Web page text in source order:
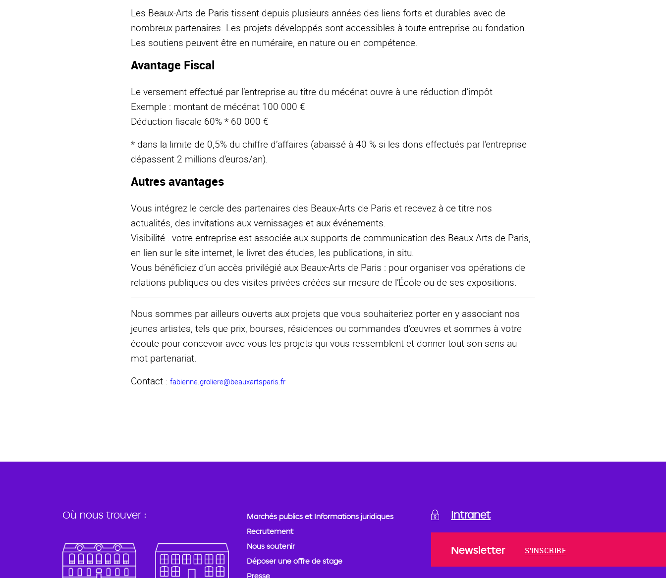
Les Beaux-Arts de Paris tissent depuis plusieurs années des liens forts et durables avec de
nombreux partenaires. Les projets développés sont accessibles à toute entreprise ou fondation.
Les soutiens peuvent être en numéraire, en nature ou en compétence.
Avantage Fiscal
Le versement effectué par l’entreprise au titre du mécénat ouvre à une réduction d’impôt
Exemple : montant de mécénat 100 000 €
Déduction fiscale 60% * 60 000 €
* dans la limite de 0,5% du chiffre d’affaires (abaissé à 40 % si les dons effectués par l’entreprise
dépassent 2 millions d’euros/an).
Autres avantages
Vous intégrez le cercle des partenaires des Beaux-Arts de Paris et recevez à ce titre nos
actualités, des invitations aux vernissages et aux événements.
Visibilité : votre entreprise est associée aux supports de communication des Beaux-Arts de Paris,
en lien sur le site internet, le livret des études, les publications, in situ.
Vous bénéficiez d’un accès privilégié aux Beaux-Arts de Paris : pour organiser vos opérations de
relations publiques ou des visites privées créées sur mesure de l’École ou de ses expositions.
Nous sommes par ailleurs ouverts aux projets que vous souhaiteriez porter en y associant nos
jeunes artistes, tels que prix, bourses, résidences ou commandes d’œuvres et sommes à votre
écoute pour concevoir avec vous les projets qui vous ressemblent et donner tout son sens au
mot partenariat.
Contact : fabienne.groliere@beauxartsparis.fr
Où nous trouver :
Marchés publics et Informations juridiques
Recrutement
Nous soutenir
Déposer une offre de stage
Presse
Intranet
Newsletter S'INSCRIRE